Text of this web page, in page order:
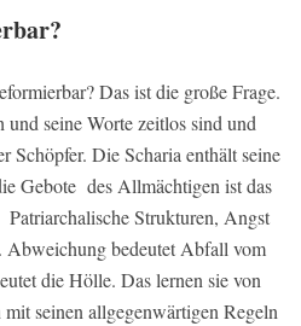
Das ist die große Frage.
seine Worte zeitlos sind und
Schöpfer. Die Scharia enthält seine
Gebote des Allmächtigen ist das
Strukturen, Angst
Abweichung bedeutet Abfall vom
die Hölle. Das lernen sie von
seinen allgegenwärtigen Regeln